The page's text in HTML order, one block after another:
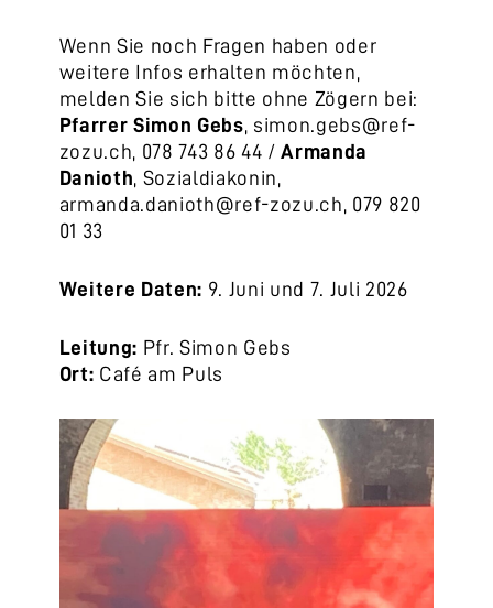
Wenn Sie noch Fragen haben oder
weitere Infos erhalten möchten,
melden Sie sich bitte ohne Zögern bei:
Pfarrer Simon Gebs, simon.gebs@ref-
zozu.ch, 078 743 86 44 /Armanda
Danioth, Sozialdiakonin,
armanda.danioth@ref-zozu.ch, 079 820
01 33
Weitere Daten: 9. Juni und 7. Juli 2026
Leitung: Pfr. Simon Gebs
Ort: Café am Puls